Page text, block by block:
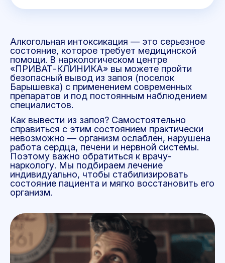
Алкогольная интоксикация — это серьезное
состояние, которое требует медицинской
помощи. В наркологическом центре
«ПРИВАТ-КЛИНИКА» вы можете пройти
безопасный вывод из запоя (поселок
Барышевка) с применением современных
препаратов и под постоянным наблюдением
специалистов.
Как вывести из запоя? Самостоятельно
справиться с этим состоянием практически
невозможно — организм ослаблен, нарушена
работа сердца, печени и нервной системы.
Поэтому важно обратиться к врачу-
наркологу. Мы подбираем лечение
индивидуально, чтобы стабилизировать
состояние пациента и мягко восстановить его
организм.